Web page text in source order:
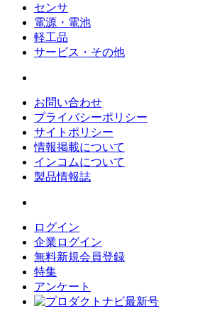
センサ
電源・電池
軽工品
サービス・その他
お問い合わせ
プライバシーポリシー
サイトポリシー
情報掲載について
インコムについて
製品情報誌
ログイン
企業ログイン
無料新規会員登録
特集
アンケート